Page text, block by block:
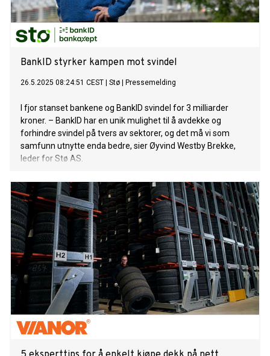
BankID styrker kampen mot svindel
26.5.2025 08:24:51 CEST Stø Pressemelding
I fjor stanset bankene og BankID svindel for 3 milliarder
kroner. – BankID har en unik mulighet til å avdekke og
forhindre svindel på tvers av sektorer, og det må vi som
samfunn utnytte enda bedre, sier Øyvind Westby Brekke,
leder for Stø AS.